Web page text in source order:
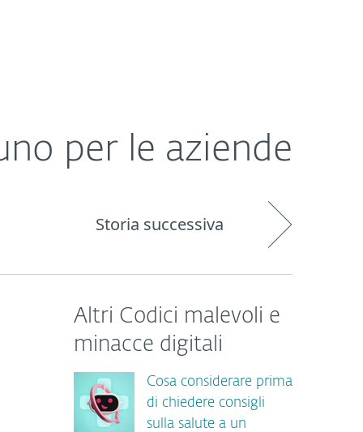
per le aziende
Storia successiva
Altri Codici malevoli e
minacce digitali
Cosa considerare prima
di chiedere consigli
sulla salute a un